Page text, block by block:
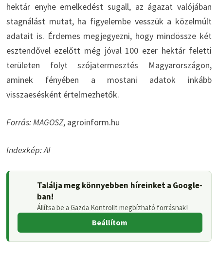
hektár enyhe emelkedést sugall, az ágazat valójában
stagnálást mutat, ha figyelembe vesszük a közelmúlt
adatait is. Érdemes megjegyezni, hogy mindössze két
esztendővel ezelőtt még jóval 100 ezer hektár feletti
területen folyt szójatermesztés Magyarországon,
aminek fényében a mostani adatok inkább
visszaesésként értelmezhetők.
Forrás: MAGOSZ, agroinform.hu
Indexkép: AI
Találja meg könnyebben híreinket a Google-
ban!
Állítsa be a Gazda Kontrollt megbízható forrásnak!
Beállítom